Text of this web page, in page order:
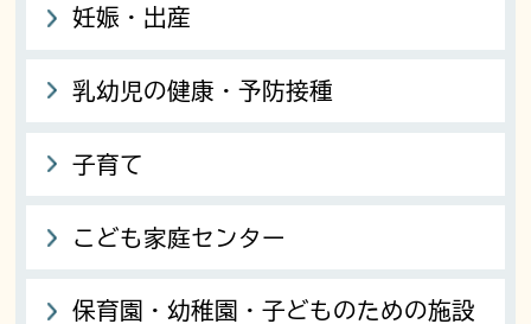
妊娠・出産
乳幼児の健康・予防接種
子育て
こども家庭センター
保育園・幼稚園・子どものための施設